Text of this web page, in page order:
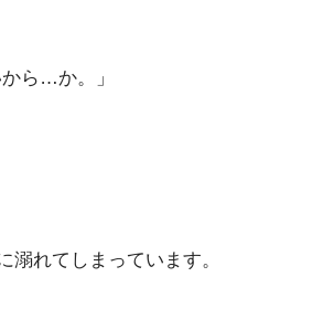
ら…か。」
れてしまっています。